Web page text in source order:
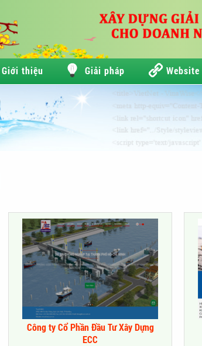
Giới thiệu Giải pháp Website
Công ty Cổ Phần Đầu Tư Xây Dựng
ECC